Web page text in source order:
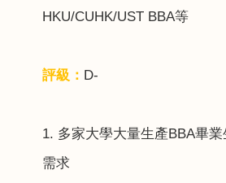
HKU/CUHK/UST BBA等
評級： D-
1. 多家大學大量生產BBA畢業
需求